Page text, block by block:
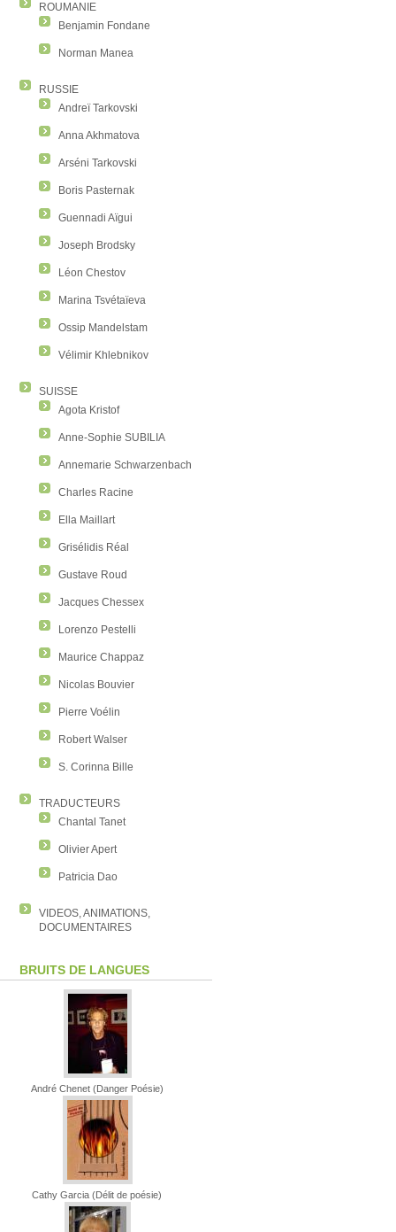
ROUMANIE
Benjamin Fondane
Norman Manea
RUSSIE
Andreï Tarkovski
Anna Akhmatova
Arséni Tarkovski
Boris Pasternak
Guennadi Aïgui
Joseph Brodsky
Léon Chestov
Marina Tsvétaïeva
Ossip Mandelstam
Vélimir Khlebnikov
SUISSE
Agota Kristof
Anne-Sophie SUBILIA
Annemarie Schwarzenbach
Charles Racine
Ella Maillart
Grisélidis Réal
Gustave Roud
Jacques Chessex
Lorenzo Pestelli
Maurice Chappaz
Nicolas Bouvier
Pierre Voélin
Robert Walser
S. Corinna Bille
TRADUCTEURS
Chantal Tanet
Olivier Apert
Patricia Dao
VIDEOS, ANIMATIONS,
DOCUMENTAIRES
BRUITS DE LANGUES
André Chenet (Danger Poésie)
Cathy Garcia (Délit de poésie)